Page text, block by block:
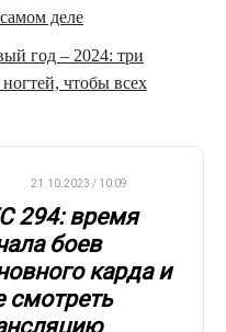
деле
год – 2024: три
чтобы всех
21.10.2023 / 10:09
294: время
боев
карда и
смотреть